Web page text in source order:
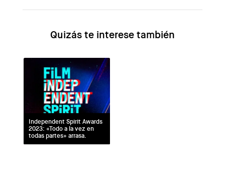
Quizás te interese
Independent Spirit Awards
2023: «Todo a la vez en
todas partes» arrasa.